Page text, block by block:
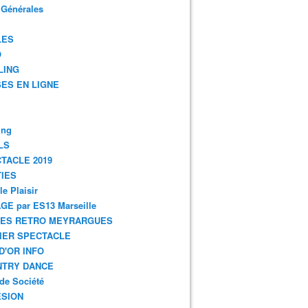
EN LIGNE
2019
Plaisir
par ES13 Marseille
RETRO MEYRARGUES
SPECTACLE
INFO
DANCE
Société